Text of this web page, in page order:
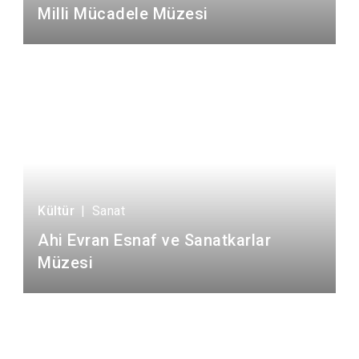
Milli Mücadele Müzesi
Kültür | Sanat
Ahi Evran Esnaf ve Sanatkarlar
Müzesi